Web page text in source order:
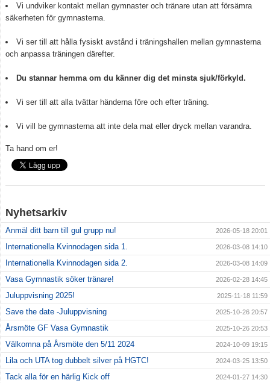
Medlemskap
Vill du bli tränare?
Integritetspolicy
Vi undviker kontakt mellan gymnaster och tränare utan att försämra
säkerheten för gymnasterna.
Vi ser till att hålla fysiskt avstånd i träningshallen mellan gymnasterna
och anpassa träningen därefter.
Du stannar hemma om du känner dig det minsta sjuk/förkyld.
Vi ser till att alla tvättar händerna före och efter träning.
Vi vill be gymnasterna att inte dela mat eller dryck mellan varandra.
Ta hand om er!
Nyhetsarkiv
Anmäl ditt barn till gul grupp nu! 2026-05-18 20:01
Internationella Kvinnodagen sida 1. 2026-03-08 14:10
Internationella Kvinnodagen sida 2. 2026-03-08 14:09
Vasa Gymnastik söker tränare! 2026-02-28 14:45
Juluppvisning 2025! 2025-11-18 11:59
Save the date -Juluppvisning 2025-10-26 20:57
Årsmöte GF Vasa Gymnastik 2025-10-26 20:53
Välkomna på Årsmöte den 5/11 2024 2024-10-09 19:15
Lila och UTA tog dubbelt silver på HGTC! 2024-03-25 13:50
Tack alla för en härlig Kick off 2024-01-27 14:30